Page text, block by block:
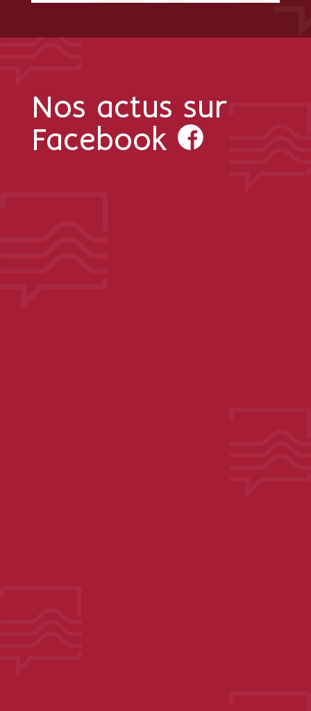
Nos actus sur
Facebook